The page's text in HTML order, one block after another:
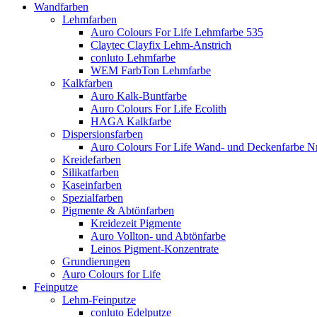
Wandfarben
Lehmfarben
Auro Colours For Life Lehmfarbe 535
Claytec Clayfix Lehm-Anstrich
conluto Lehmfarbe
WEM FarbTon Lehmfarbe
Kalkfarben
Auro Kalk-Buntfarbe
Auro Colours For Life Ecolith
HAGA Kalkfarbe
Dispersionsfarben
Auro Colours For Life Wand- und Deckenfarbe
Kreidefarben
Silikatfarben
Kaseinfarben
Spezialfarben
Pigmente & Abtönfarben
Kreidezeit Pigmente
Auro Vollton- und Abtönfarbe
Leinos Pigment-Konzentrate
Grundierungen
Auro Colours for Life
Feinputze
Lehm-Feinputze
conluto Edelputze